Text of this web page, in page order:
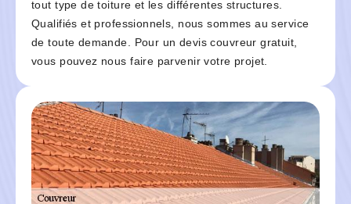
tout type de toiture et les différentes structures.
Qualifiés et professionnels, nous sommes au service
de toute demande. Pour un devis couvreur gratuit,
vous pouvez nous faire parvenir votre projet.